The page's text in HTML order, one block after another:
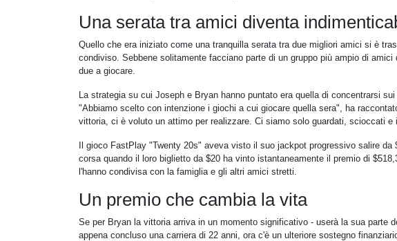
Una serata tra amici diventa
Quello che era iniziato come una tranquilla serata tra due migliori amici si è
condiviso. Sebbene solitamente facciano parte di un gruppo più ampio di
due a giocare.
La strategia su cui Joseph e Bryan hanno puntato era quella di concentrarsi
"Abbiamo scelto con intenzione i giochi a cui giocare quella sera", ha
vittoria, ci è voluto un attimo per realizzare. Ci siamo solo guardati, scioccati e
Il gioco FastPlay "Twenty 20s" aveva visto il suo jackpot progressivo salire
corsa quando il loro biglietto da $20 ha vinto istantaneamente il premio di
l'hanno condivisa con la famiglia e gli altri amici stretti.
Un premio che cambia la vita
Se per Bryan la vittoria arriva in un momento significativo - userà la sua parte
appena concluso una carriera di 22 anni, ora c'è un ulteriore sostegno